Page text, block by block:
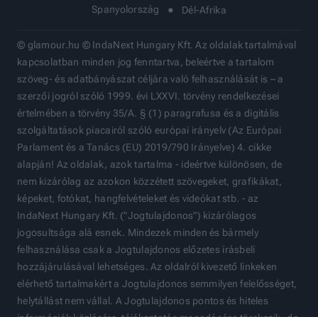
Spanyolország
Dél-Afrika
© glamour.hu © IndaNext Hungary Kft. Az oldalak tartalmával
kapcsolatban minden jog fenntartva, beleértve a tartalom
szöveg- és adatbányászat céljára való felhasználását is – a
szerzői jogról szóló 1999. évi LXXVI. törvény rendelkezései
értelmében a törvény 35/A. § (1) paragrafusa és a digitális
szolgáltatások piacairól szóló európai irányelv (Az Európai
Parlament és a Tanács (EU) 2019/790 Irányelve) 4. cikke
alapján! Az oldalak, azok tartalma - ideértve különösen, de
nem kizárólag az azokon közzétett szövegeket, grafikákat,
képeket, fotókat, hangfelvételeket és videókat stb. - az
IndaNext Hungary Kft. ("Jogtulajdonos") kizárólagos
jogosultsága alá esnek. Mindezek minden és bármely
felhasználása csak a Jogtulajdonos előzetes írásbeli
hozzájárulásával lehetséges. Az oldalról kivezető linkeken
elérhető tartalmakért a Jogtulajdonos semmilyen felelősséget,
helytállást nem vállal. A Jogtulajdonos pontos és hiteles